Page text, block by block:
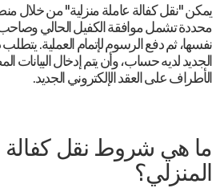
يمكن "نقل كفالة عاملة منزلية" من خلال
محددة تشمل موافقة الكفيل الحالي وصاحب
نفسها، ثم دفع الرسوم لإتمام العملية.
الجديد لديه حساب، وأن يتم إدخال البيانات
الأطراف على العقد الإلكتروني الجديد.
ما هي شروط نقل كفالة
المنزلي؟